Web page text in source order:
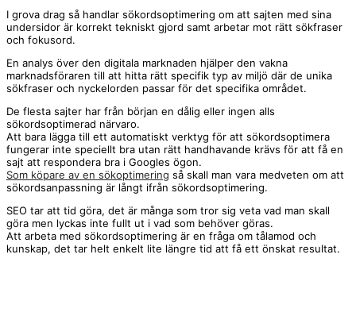
I grova drag så handlar sökordsoptimering om att sajten med sina
undersidor är korrekt tekniskt gjord samt arbetar mot rätt sökfraser
och fokusord.
En analys över den digitala marknaden hjälper den vakna
marknadsföraren till att hitta rätt specifik typ av miljö där de unika
sökfraser och nyckelorden passar för det specifika området.
De flesta sajter har från början en dålig eller ingen alls
sökordsoptimerad närvaro.
Att bara lägga till ett automatiskt verktyg för att sökordsoptimera
fungerar inte speciellt bra utan rätt handhavande krävs för att få en
sajt att respondera bra i Googles ögon.
Som köpare av en sökoptimering så skall man vara medveten om att
sökordsanpassning är långt ifrån sökordsoptimering.
SEO tar att tid göra, det är många som tror sig veta vad man skall
göra men lyckas inte fullt ut i vad som behöver göras.
Att arbeta med sökordsoptimering är en fråga om tålamod och
kunskap, det tar helt enkelt lite längre tid att få ett önskat resultat.